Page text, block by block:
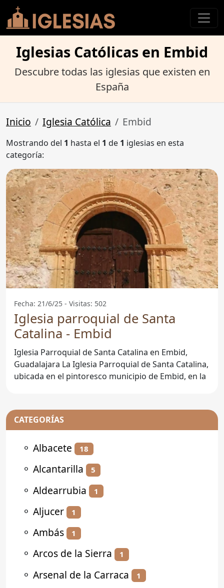
Iglesias Católicas en Embid
Descubre todas las iglesias que existen en
España
Inicio Iglesia Católica Embid
Mostrando del 1 hasta el 1 de 1 iglesias en esta
categoría:
Fecha: 21/6/25 - Visitas: 502
Iglesia parroquial de Santa
Catalina - Embid
Iglesia Parroquial de Santa Catalina en Embid,
Guadalajara La Iglesia Parroquial de Santa Catalina,
ubicada en el pintoresco municipio de Embid, en la
CATEGORÍAS
⚬ Albacete 18
⚬ Alcantarilla 5
⚬ Aldearrubia 1
⚬ Aljucer 1
⚬ Ambás 1
⚬ Arcos de la Sierra 1
⚬ Arsenal de la Carraca 1